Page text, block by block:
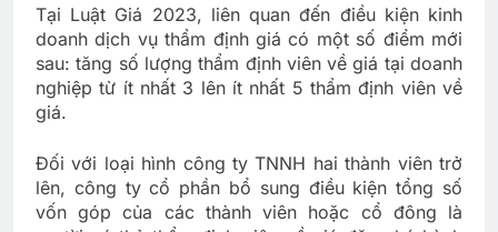
Tại Luật Giá 2023, liên quan đến điều kiện kinh
doanh dịch vụ thẩm định giá có một số điểm mới
sau: tăng số lượng thẩm định viên về giá tại doanh
nghiệp từ ít nhất 3 lên ít nhất 5 thẩm định viên về
giá.
Đối với loại hình công ty TNNH hai thành viên trở
lên, công ty cổ phần bổ sung điều kiện tổng số
vốn góp của các thành viên hoặc cổ đông là